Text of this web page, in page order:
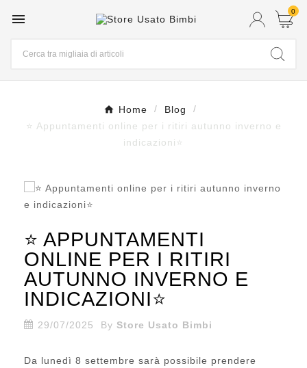
 0
Home
Blog
⭐ Appuntamenti online per i ritiri autunno inverno e
indicazioni⭐
⭐ APPUNTAMENTI
ONLINE PER I RITIRI
AUTUNNO INVERNO E
INDICAZIONI⭐
29/07/2025 By Store Usato Bimbi
Da lunedì 8 settembre sarà possibile prendere